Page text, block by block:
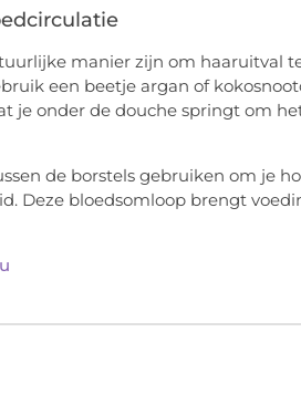
manier zijn om haaruitval
een beetje argan of
je onder de douche springt om
de borstels gebruiken om je
Deze bloedsomloop brengt